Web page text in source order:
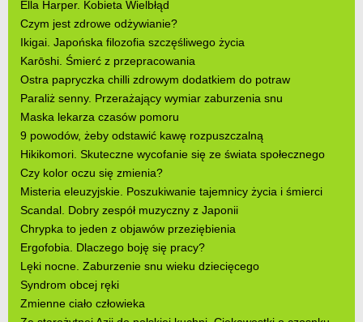
Ella Harper. Kobieta Wielbłąd
Czym jest zdrowe odżywianie?
Ikigai. Japońska filozofia szczęśliwego życia
Karōshi. Śmierć z przepracowania
Ostra papryczka chilli zdrowym dodatkiem do potraw
Paraliż senny. Przerażający wymiar zaburzenia snu
Maska lekarza czasów pomoru
9 powodów, żeby odstawić kawę rozpuszczalną
Hikikomori. Skuteczne wycofanie się ze świata społecznego
Czy kolor oczu się zmienia?
Misteria eleuzyjskie. Poszukiwanie tajemnicy życia i śmierci
Scandal. Dobry zespół muzyczny z Japonii
Chrypka to jeden z objawów przeziębienia
Ergofobia. Dlaczego boję się pracy?
Lęki nocne. Zaburzenie snu wieku dziecięcego
Syndrom obcej ręki
Zmienne ciało człowieka